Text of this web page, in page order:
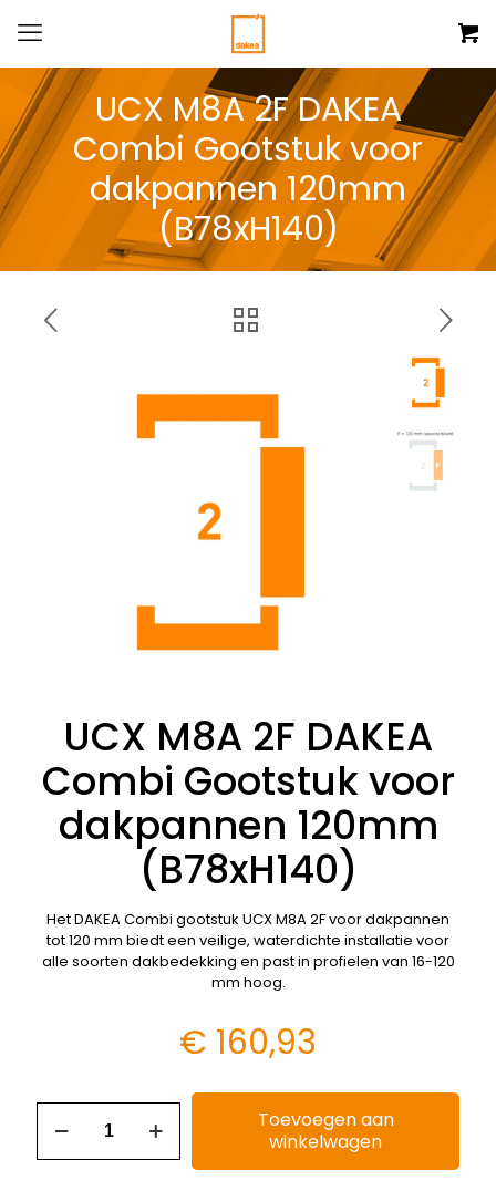
UCX M8A 2F DAKEA
Combi Gootstuk voor
dakpannen 120mm
(B78xH140)
UCX M8A 2F DAKEA
Combi Gootstuk voor
dakpannen 120mm
(B78xH140)
Het DAKEA Combi gootstuk UCX M8A 2F voor dakpannen
tot 120 mm biedt een veilige, waterdichte installatie voor
alle soorten dakbedekking en past in profielen van 16-120
mm hoog.
€ 160,93
Toevoegen aan
winkelwagen